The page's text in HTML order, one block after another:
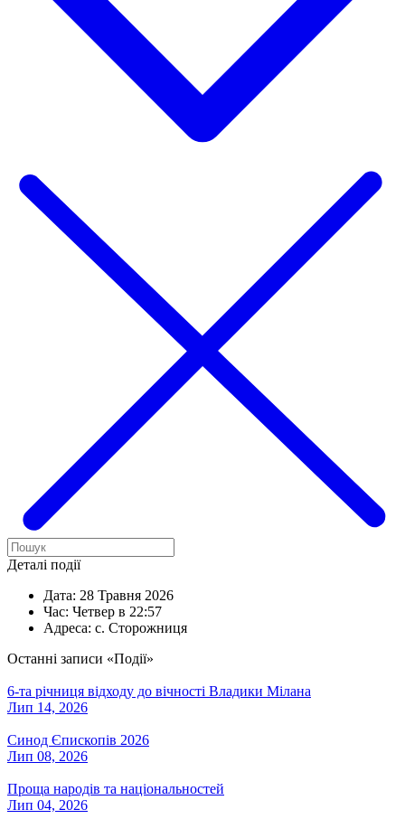
Деталі події
Дата: 28 Травня 2026
Час: Четвер в 22:57
Адреса: с. Сторожниця
Останні записи «Події»
6-та річниця відходу до вічності Владики Мілана
Лип 14, 2026
Синод Єпископів 2026
Лип 08, 2026
Проща народів та національностей
Лип 04, 2026